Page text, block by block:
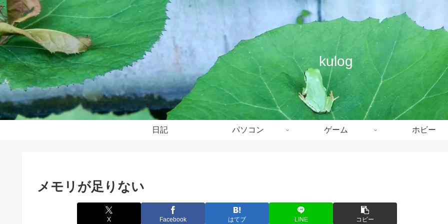
kulog
日記 パソコン ゲーム ホビー
メモリが足りない
X Facebook はてブ LINE コピー